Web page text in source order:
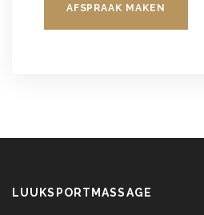
AFSPRAAK MAKEN
LUUKSPORTMASSAGE